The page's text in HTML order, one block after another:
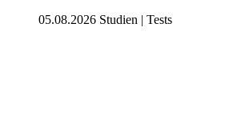
05.08.2026 Studien | Tests